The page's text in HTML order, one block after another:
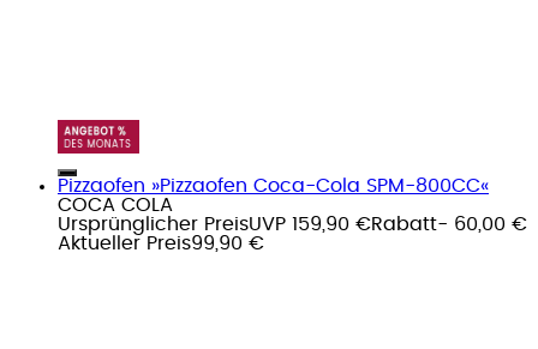
Pizzaofen »Pizzaofen Coca-Cola SPM-800CC«
COCA COLA
Ursprünglicher PreisUVP 159,90 €Rabatt- 60,00 €
Aktueller Preis99,90 €